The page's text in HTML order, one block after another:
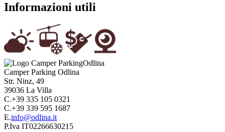
Informazioni utili
Camper Parking Odlina
Str. Ninz, 49
39036 La Villa
C.+39 335 105 0321
C.+39 339 595 1687
E.info@odlina.it
P.Iva IT02266630215